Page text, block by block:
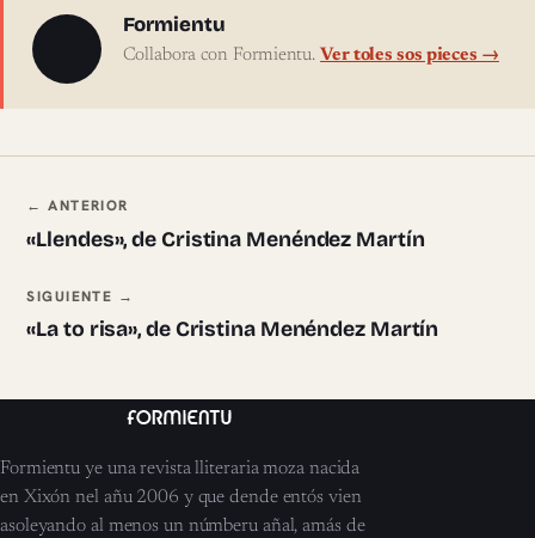
Sobre l'autor
Formientu
Collabora con Formientu. Ver toles sos pieces →
Navegación ente pieces
← ANTERIOR
«Llendes», de Cristina Menéndez Martín
SIGUIENTE →
«La to risa», de Cristina Menéndez Martín
Formientu ye una revista lliteraria moza nacida
en Xixón nel añu 2006 y que dende entós vien
asoleyando al menos un númberu añal, amás de